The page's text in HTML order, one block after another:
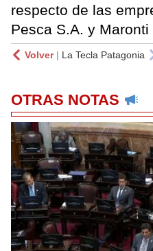
respecto de las
Pesca S.A. y Maronti
Volver| La Tecla Patagonia
OTRAS NOTAS